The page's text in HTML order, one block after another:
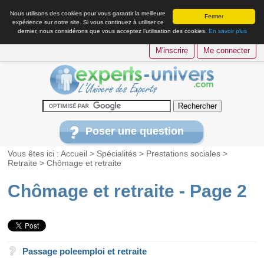
Fermer
Nous utilisons des cookies pour vous garantir la meilleure
expérience sur notre site. Si vous continuez à utiliser ce
dernier, nous considérons que vous acceptez l’utilisation des cookies. En savoir plus
M'inscrire Me connecter
Poser une question
Vous êtes ici :Accueil > Spécialités > Prestations sociales >
Retraite >Chômage et retraite
Chômage et retraite - Page 2
Passage poleemploi et retraite